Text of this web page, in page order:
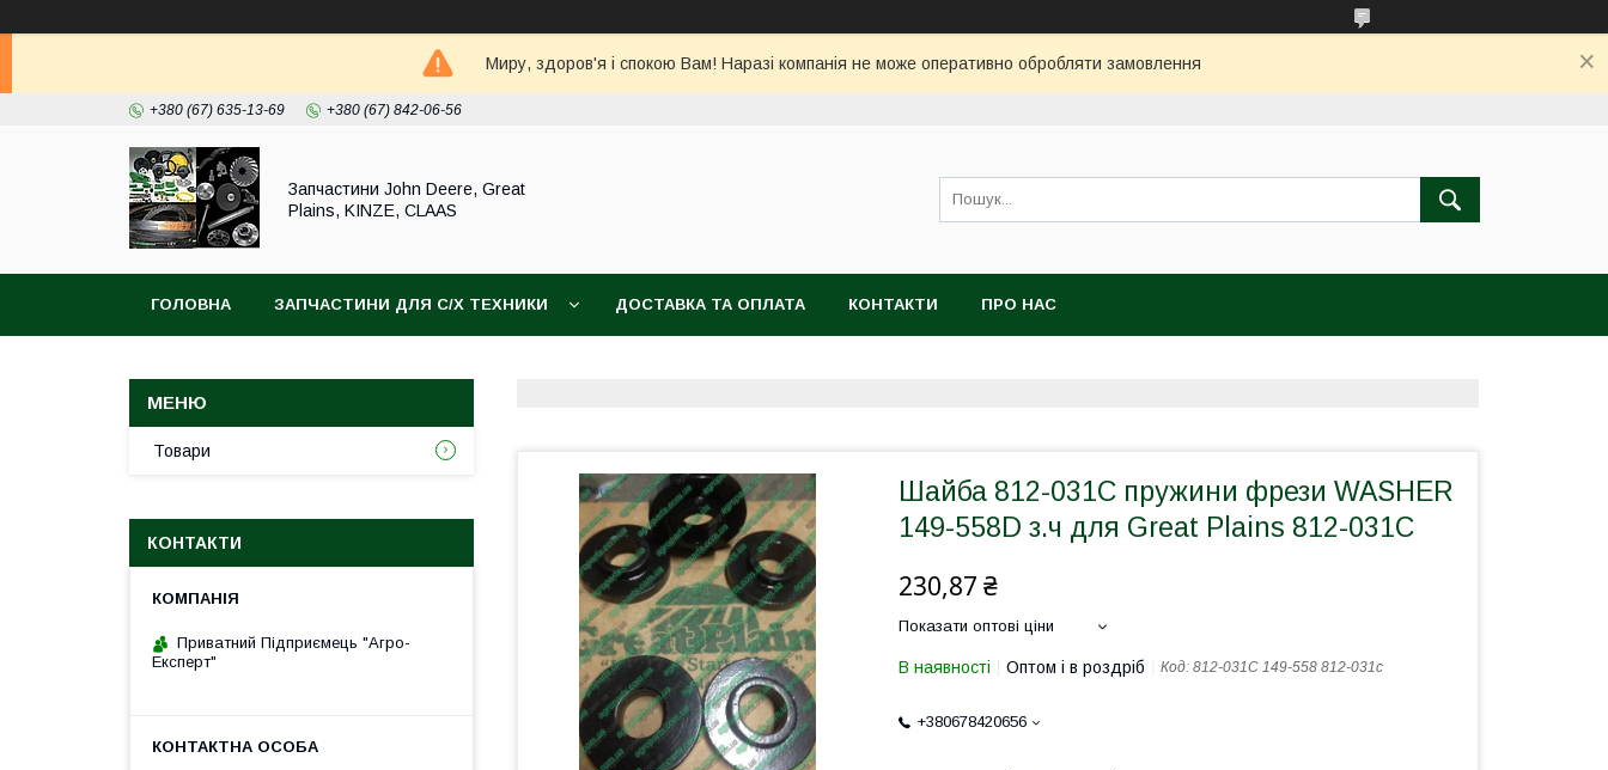
Миру, здоров'я і спокою Вам! Наразі компанія не може оперативно обробляти замовлення
+380 (67) 635-13-69 +380 (67) 842-06-56
Запчастини John Deere, Great
Plains, KINZE, CLAAS
ГОЛОВНА ЗАПЧАСТИНИ ДЛЯ С/Х ТЕХНИКИ ДОСТАВКА ТА ОПЛАТА КОНТАКТИ ПРО НАС
Шайба 812-031C пружини фрези WASHER
149-558D з.ч для Great Plains 812-031С
230,87 ₴
Показати оптові ціни
В наявності Оптом і в роздріб Код: 812-031C 149-558 812-031с
+380678420656
Товари
КОНТАКТИ
Приватний Підприємець "Агро-
Експерт"